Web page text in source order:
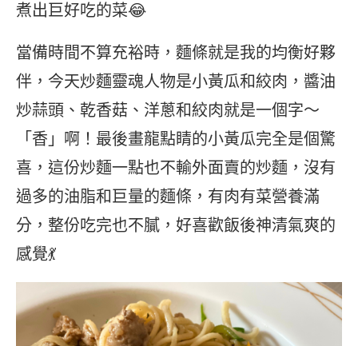
煮出巨好吃的菜😂
當備時間不算充裕時，麵條就是我的均衡好夥
伴，今天炒麵靈魂人物是小黃瓜和絞肉，醬油
炒蒜頭、乾香菇、洋蔥和絞肉就是一個字～
「香」啊！最後畫龍點睛的小黃瓜完全是個驚
喜，這份炒麵一點也不輸外面賣的炒麵，沒有
過多的油脂和巨量的麵條，有肉有菜營養滿
分，整份吃完也不膩，好喜歡飯後神清氣爽的
感覺💃